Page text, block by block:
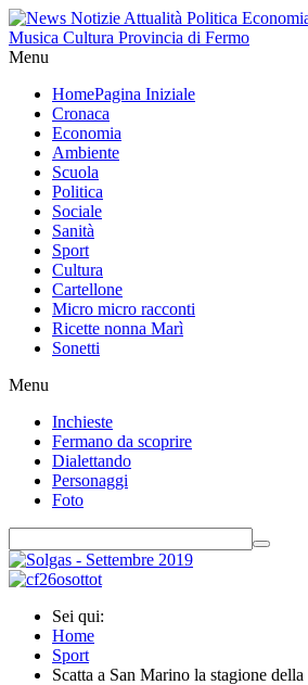
Menu
HomePagina Iniziale
Cronaca
Economia
Ambiente
Scuola
Politica
Sociale
Sanità
Sport
Cultura
Cartellone
Micro micro racconti
Ricette nonna Marì
Sonetti
Menu
Inchieste
Fermano da scoprire
Dialettando
Personaggi
Foto
Sei qui:
Home
Sport
Scatta a San Marino la stagione